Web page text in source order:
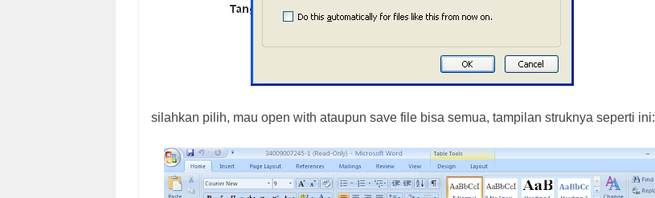
silahkan pilih, mau open with ataupun save file bisa semua, tampilan struknya seperti ini: